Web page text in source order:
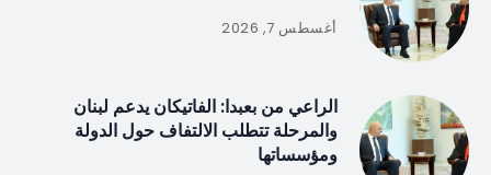
أغسطس 7, 2026
الراعي من بعبدا: الفاتيكان يدعم لبنان
والمرحلة تتطلب الالتفاف حول الدولة
ومؤسساتها